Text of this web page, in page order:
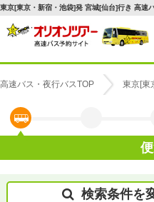
東京[東京・新宿・池袋]発 宮城[仙台]行き 高速
高速バス・夜行バスTOP 東京[東
検索条件を